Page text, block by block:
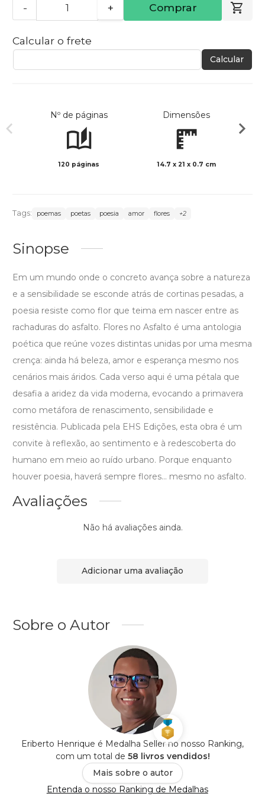
- + Comprar
Calcular o frete
Calcular
Nº de páginas
120 páginas
Dimensões
14.7 x 21 x 0.7 cm
Tags: poemas poetas poesia amor flores +2
Sinopse
Em um mundo onde o concreto avança sobre a natureza
e a sensibilidade se esconde atrás de cortinas pesadas, a
poesia resiste como flor que teima em nascer entre as
rachaduras do asfalto. Flores no Asfalto é uma antologia
poética que reúne vozes distintas unidas por uma mesma
crença: ainda há beleza, amor e esperança mesmo nos
cenários mais áridos. Cada verso aqui é uma pétala que
desafia a aridez da vida moderna, evocando a primavera
como metáfora de renascimento, sensibilidade e
resistência. Publicada pela EHS Edições, esta obra é um
convite à reflexão, ao sentimento e à redescoberta do
humano em meio ao ruído urbano. Porque enquanto
houver poesia, haverá sempre flores... mesmo no asfalto.
Avaliações
Não há avaliações ainda.
Adicionar uma avaliação
Sobre o Autor
Eriberto Henrique é Medalha Seller no nosso Ranking,
com um total de 58 livros vendidos!
Mais sobre o autor
Entenda o nosso Ranking de Medalhas